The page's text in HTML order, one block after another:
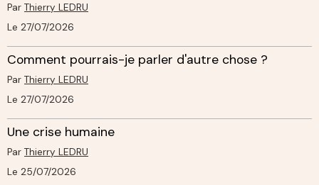
Par Thierry LEDRU
Le 27/07/2026
Comment pourrais-je parler d'autre chose ?
Par Thierry LEDRU
Le 27/07/2026
Une crise humaine
Par Thierry LEDRU
Le 25/07/2026